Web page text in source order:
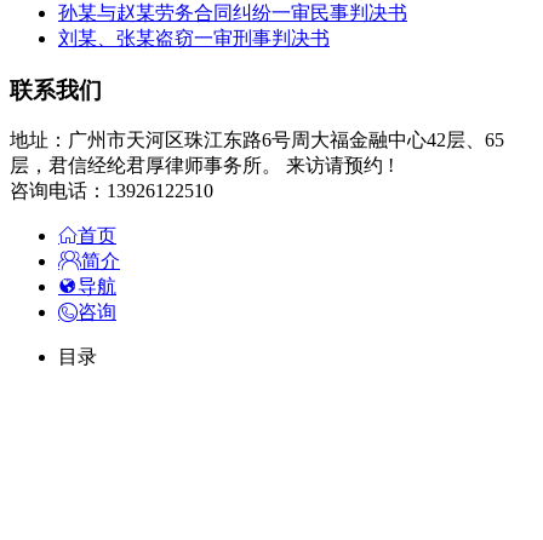
孙某与赵某劳务合同纠纷一审民事判决书
刘某、张某盗窃一审刑事判决书
联系我们
地址：广州市天河区珠江东路6号周大福金融中心42层、65
层，君信经纶君厚律师事务所。 来访请预约 !
咨询电话：13926122510
首页
简介
导航
咨询
目录